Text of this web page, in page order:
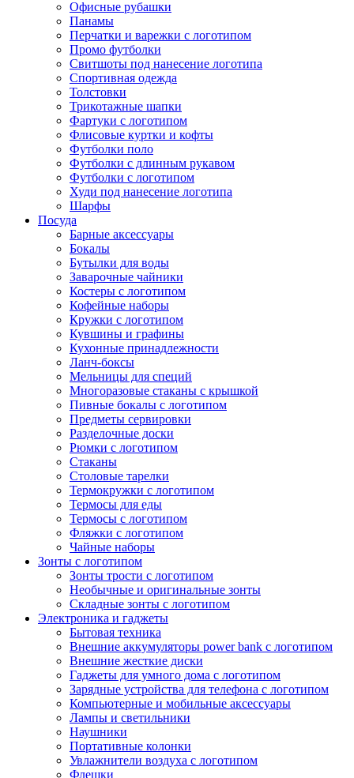
Офисные рубашки
Панамы
Перчатки и варежки с логотипом
Промо футболки
Свитшоты под нанесение логотипа
Спортивная одежда
Толстовки
Трикотажные шапки
Фартуки с логотипом
Флисовые куртки и кофты
Футболки поло
Футболки с длинным рукавом
Футболки с логотипом
Худи под нанесение логотипа
Шарфы
Посуда
Барные аксессуары
Бокалы
Бутылки для воды
Заварочные чайники
Костеры с логотипом
Кофейные наборы
Кружки с логотипом
Кувшины и графины
Кухонные принадлежности
Ланч-боксы
Мельницы для специй
Многоразовые стаканы с крышкой
Пивные бокалы с логотипом
Предметы сервировки
Разделочные доски
Рюмки с логотипом
Стаканы
Столовые тарелки
Термокружки с логотипом
Термосы для еды
Термосы с логотипом
Фляжки с логотипом
Чайные наборы
Зонты с логотипом
Зонты трости с логотипом
Необычные и оригинальные зонты
Складные зонты с логотипом
Электроника и гаджеты
Бытовая техника
Внешние аккумуляторы power bank с логотипом
Внешние жесткие диски
Гаджеты для умного дома с логотипом
Зарядные устройства для телефона с логотипом
Компьютерные и мобильные аксессуары
Лампы и светильники
Наушники
Портативные колонки
Увлажнители воздуха с логотипом
Флешки